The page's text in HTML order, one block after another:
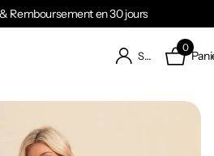
Remboursement en 30 jours
S'identifier
0